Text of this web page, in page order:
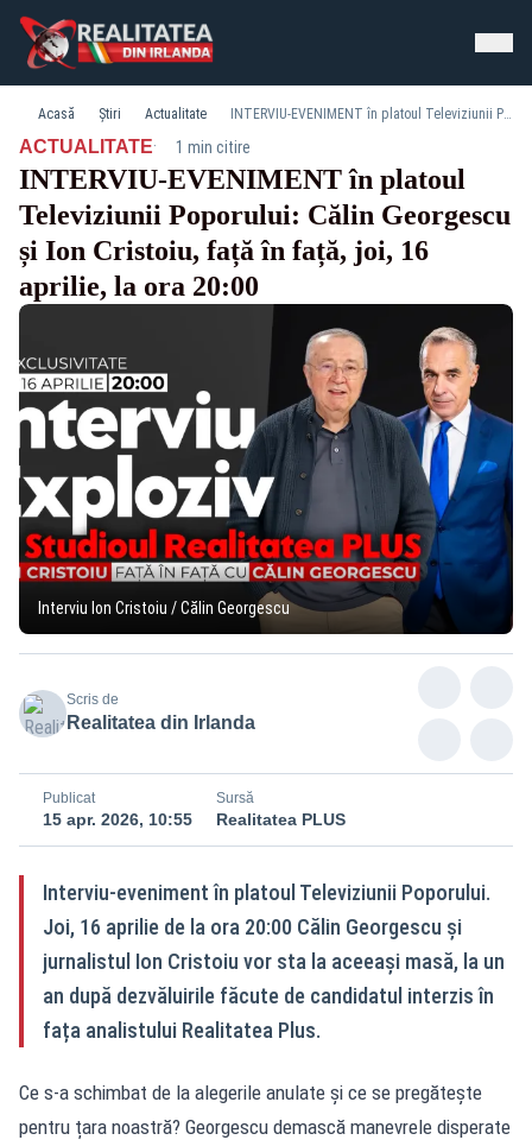
Acasă Știri Actualitate INTERVIU-EVENIMENT în platoul Televiziunii Poporului: Călin Georgescu și Ion Cristoiu, față în față, joi, 16 aprilie, la ora 20:00
ACTUALITATE· 1 min citire
INTERVIU-EVENIMENT în platoul
Televiziunii Poporului: Călin Georgescu
și Ion Cristoiu, față în față, joi, 16
aprilie, la ora 20:00
Interviu Ion Cristoiu / Călin Georgescu
Scris de
Realitatea din Irlanda
Publicat
15 apr. 2026, 10:55
Sursă
Realitatea PLUS
Interviu-eveniment în platoul Televiziunii Poporului.
Joi, 16 aprilie de la ora 20:00 Călin Georgescu și
jurnalistul Ion Cristoiu vor sta la aceeași masă, la un
an după dezvăluirile făcute de candidatul interzis în
fața analistului Realitatea Plus.
Ce s-a schimbat de la alegerile anulate și ce se pregătește
pentru țara noastră? Georgescu demască manevrele disperate